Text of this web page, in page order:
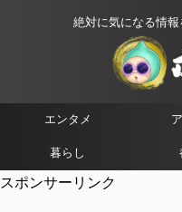
絶対に気になる情
エンタメ
暮らし
スポンサーリンク